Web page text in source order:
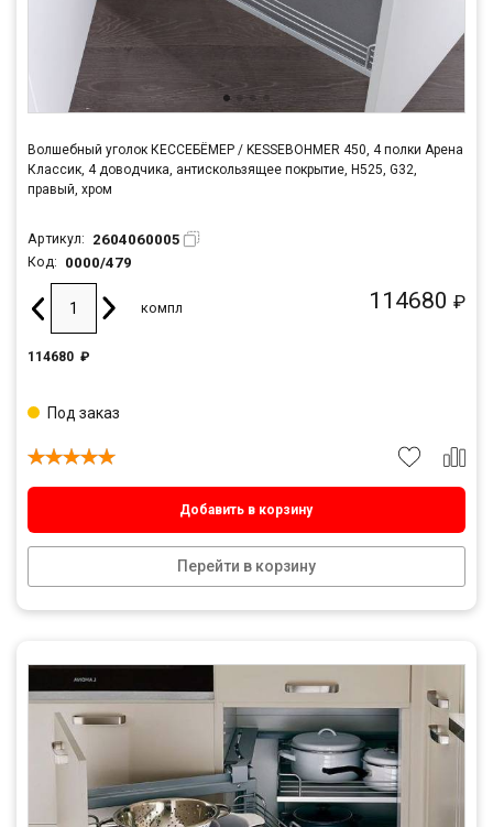
Волшебный уголок КЕССЕБЁМЕР / KESSEBOHMER 450, 4 полки Арена
Классик, 4 доводчика, антискользящее покрытие, H525, G32,
правый, хром
Артикул: 2604060005
Код: 0000/479
114680 ₽
компл
114680 ₽
Добавить в корзину
Перейти в корзину
Под заказ